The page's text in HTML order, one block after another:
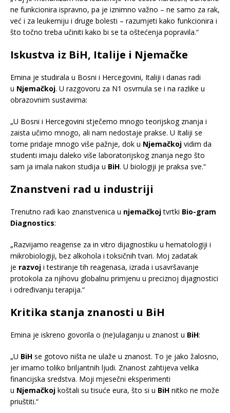
ne funkcionira ispravno, pa je iznimno važno – ne samo za rak,
već i za leukemiju i druge bolesti – razumjeti kako funkcionira i
što točno treba učiniti kako bi se ta oštećenja popravila.“
Iskustva iz BiH, Italije i Njemačke
Emina je studirala u Bosni i Hercegovini, Italiji i danas radi
u Njemačkoj. U razgovoru za N1 osvrnula se i na razlike u
obrazovnim sustavima:
„U Bosni i Hercegovini stječemo mnogo teorijskog znanja i
zaista učimo mnogo, ali nam nedostaje prakse. U Italiji se
tome pridaje mnogo više pažnje, dok u Njemačkoj vidim da
studenti imaju daleko više laboratorijskog znanja nego što
sam ja imala nakon studija u BiH. U biologiji je praksa sve.“
Znanstveni rad u industriji
Trenutno radi kao znanstvenica u njemačkojtvrtki Bio-gram
Diagnostics:
„Razvijamo reagense za in vitro dijagnostiku u hematologiji i
mikrobiologiji, bez alkohola i toksičnih tvari. Moj zadatak
je razvoj i testiranje tih reagenasa, izrada i usavršavanje
protokola za njihovu globalnu primjenu u preciznoj dijagnostici
i određivanju terapija.“
Kritika stanja znanosti u BiH
Emina je iskreno govorila o (ne)ulaganju u znanost u BiH:
„U BiH se gotovo ništa ne ulaže u znanost. To je jako žalosno,
jer imamo toliko briljantnih ljudi. Znanost zahtijeva velika
financijska sredstva. Moji mjesečni eksperimenti
u Njemačkoj koštali su tisuće eura, što si u BiH nitko ne može
priuštiti.“